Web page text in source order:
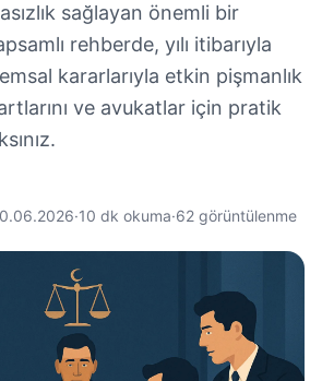
sağlayan önemli bir
rehberde, yılı itibarıyla
kararlarıyla etkin pişmanlık
ve avukatlar için pratik
·10 dk okuma·62 görüntülenme